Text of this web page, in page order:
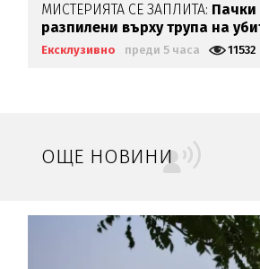
МИСТЕРИЯТА СЕ ЗАПЛИТА: Пачки
разпилени върху трупа на
Загатото
Ексклузивно преди 5 часа 11532
ОЩЕ НОВИНИ